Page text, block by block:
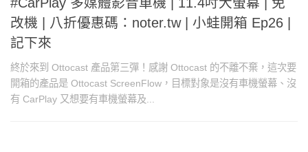
改機 | 八折優惠碼：noter.tw | 小蛙開箱 Ep26 |
記下來
終於來到 Ottocast 產品第三彈！感謝 Ottocast 的不離不棄，這次要
開箱的產品是 Ottocast ScreenFlow，目標對象是沒有車機螢幕、沒
有 CarPlay 又想要有車機螢幕及...